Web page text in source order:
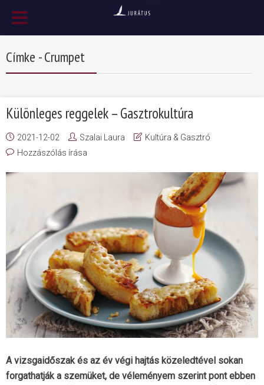
Címke - Crumpet
Különleges reggelek – Gasztrokultúra
2021-12-02 Szalai Laura
Kultúra & Gasztró
Hozzászólás írása
A vizsgaidőszak és az év végi hajtás közeledtével sokan
forgathatják a szemüket, de véleményem szerint pont ebben